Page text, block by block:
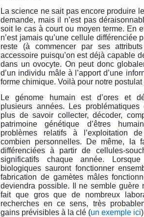
La science ne sait pas encore produire
demande, mais il n’est pas
soit le cas à court ou moyen terme. En
n’est jamais qu’une cellule différenciée
reste (à commencer par ses
accessoire puisqu’on est déjà capable
dans un ovocyte. On peut donc
d’un individu mâle à l’apport d’une
forme chimique. Voilà pour notre postulat
Le génome humain est d’ores et
plusieurs années. Les problématiques
plus de savoir collecter, décoder,
patrimoine génétique d’êtres
problèmes relatifs à l’exploitation
combien personnelles. De même, la
différenciées à partir de cellules-
significatifs chaque année.
biologiques sauront fonctionner
fabrication de gamètes mâles
deviendra possible. Il ne semble guère
fait que gros que de nombreux
recherches en ce sens, très
gains prévisibles à la clé (un exemple ici